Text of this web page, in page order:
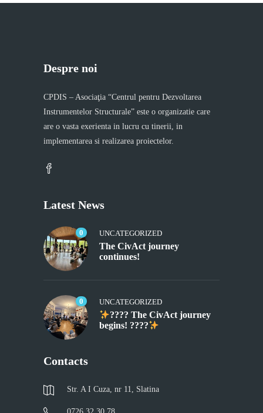
Despre noi
CPDIS – Asociaţia “Centrul pentru Dezvoltarea
Instrumentelor Structurale” este o organizatie care
are o vasta exerienta in lucru cu tinerii, in
implementarea si realizarea proiectelor.
Latest News
0 UNCATEGORIZED
The CivAct journey
continues!
0 UNCATEGORIZED
???? The CivAct journey
begins! ????
Contacts
Str. A I Cuza, nr 11, Slatina